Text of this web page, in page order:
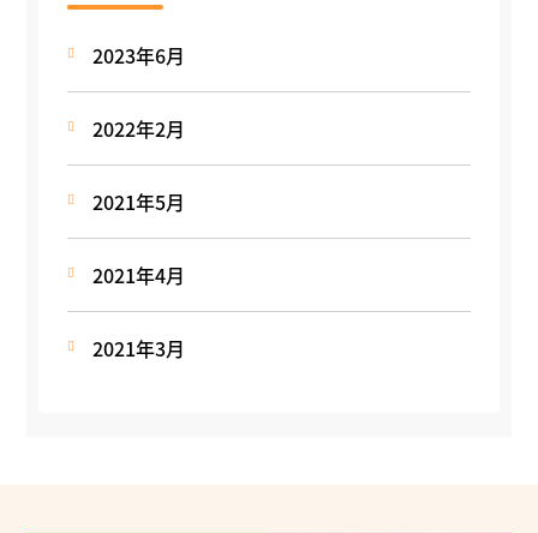
2023年6月
2022年2月
2021年5月
2021年4月
2021年3月